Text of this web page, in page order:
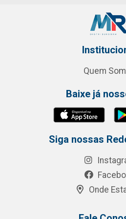
Quem
Baixe já
Siga nossas
Onde